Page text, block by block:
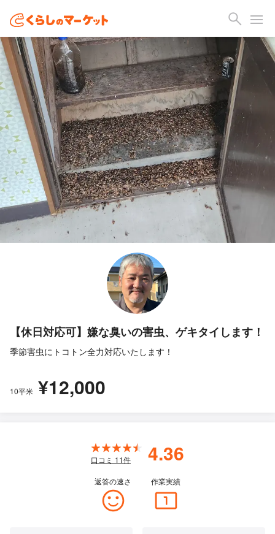
【休日対応可】嫌な臭いの害虫、ゲキタイします！
季節害虫にトコトン全力対応いたします！
10平米 ¥12,000
口コミ 11件 4.36
返答の速さ 作業実績